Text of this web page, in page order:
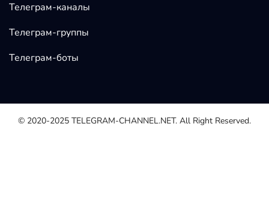
Телеграм-каналы
Телеграм-группы
Телеграм-боты
© 2020-2025 TELEGRAM-CHANNEL.NET. All Right Reserved.